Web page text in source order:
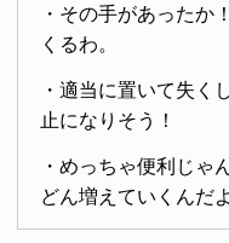
・その手があったか
くるわ。
・適当に置いて失く
止になりそう！
・めっちゃ便利じゃ
どん増えていくんだ